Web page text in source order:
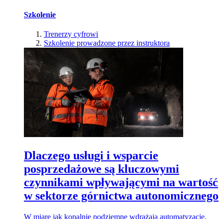
Szkolenie
Trenerzy cyfrowi
Szkolenie prowadzone przez instruktora
Dlaczego usługi i wsparcie
posprzedażowe są kluczowymi
czynnikami wpływającymi na wartość
w sektorze górnictwa autonomicznego
W miarę jak kopalnie podziemne wdrażają automatyzację,